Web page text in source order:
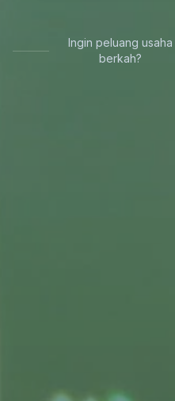
Ingin peluang usaha
berkah?